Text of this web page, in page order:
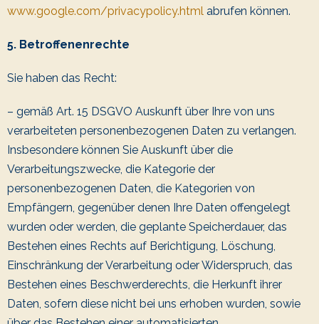
www.google.com/privacypolicy.html abrufen können.
5. Betroffenenrechte
Sie haben das Recht:
– gemäß Art. 15 DSGVO Auskunft über Ihre von uns
verarbeiteten personenbezogenen Daten zu verlangen.
Insbesondere können Sie Auskunft über die
Verarbeitungszwecke, die Kategorie der
personenbezogenen Daten, die Kategorien von
Empfängern, gegenüber denen Ihre Daten offengelegt
wurden oder werden, die geplante Speicherdauer, das
Bestehen eines Rechts auf Berichtigung, Löschung,
Einschränkung der Verarbeitung oder Widerspruch, das
Bestehen eines Beschwerderechts, die Herkunft ihrer
Daten, sofern diese nicht bei uns erhoben wurden, sowie